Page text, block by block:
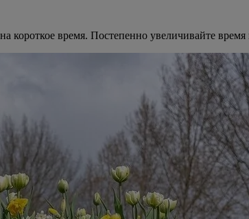
короткое время. Постепенно увеличивайте